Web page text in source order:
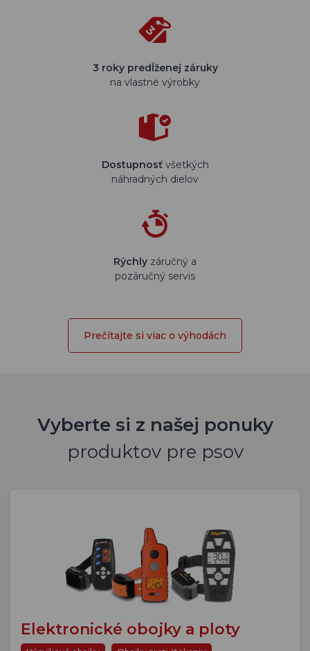
3 roky predĺženej záruky
na vlastné výrobky
Dostupnosťvšetkých
náhradných dielov
Rýchly záručný a
pozáručný servis
Prečítajte si viac o výhodách
Vyberte si z našej ponuky
produktov pre psov
Elektronické obojky a ploty